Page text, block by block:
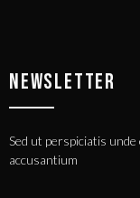
NEWSLETTER
Sed ut perspiciatis
accusantium